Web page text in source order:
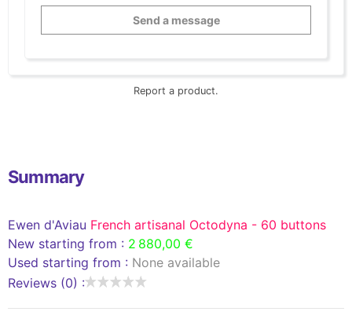
Send a message
Report a product.
Summary
Ewen d'Aviau French artisanal Octodyna - 60 buttons
New starting from : 2 880,00 €
Used starting from : None available
Reviews (0) :